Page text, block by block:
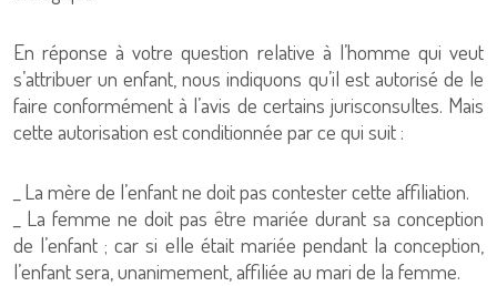
En réponse à votre question relative à l’homme qui veut
s’attribuer un enfant, nous indiquons qu’il est autorisé de le
faire conformément à l’avis de certains jurisconsultes. Mais
cette autorisation est conditionnée par ce qui suit :
_ La mère de l’enfant ne doit pas contester cette affiliation.
_ La femme ne doit pas être mariée durant sa conception
de l’enfant ; car si elle était mariée pendant la conception,
l’enfant sera, unanimement, affiliée au mari de la femme.